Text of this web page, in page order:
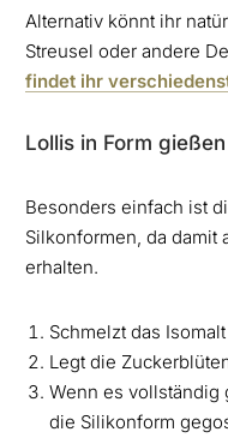
Alternativ könnt ihr
Streusel oder andere
findet ihr
Lollis in Form gießen
Besonders einfach ist
Silkonformen, da damit
erhalten.
Schmelzt das
Legt die
Wenn es vollständig
die Silikonform